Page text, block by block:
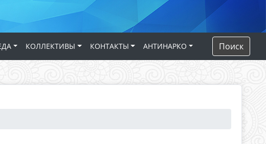
КОЛЛЕКТИВЫ КОНТАКТЫ АНТИНАРКО Поиск